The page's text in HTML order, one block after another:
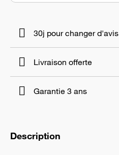
30j pour changer d'avis
Livraison offerte
Garantie 3 ans
Description